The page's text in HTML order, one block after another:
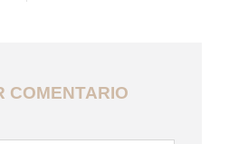
COMENTARIO